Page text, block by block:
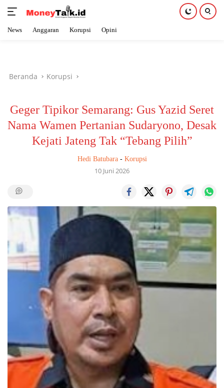
News Anggaran Korupsi Opini
Beranda Korupsi
Geger Tipikor Semarang: Gus Yazid Seret
Nama Wamen Pertanian Sudaryono, Desak
Kejati Jateng Tak “Tebang Pilih”
Hedi Batubara- Korupsi
10 Juni 2026